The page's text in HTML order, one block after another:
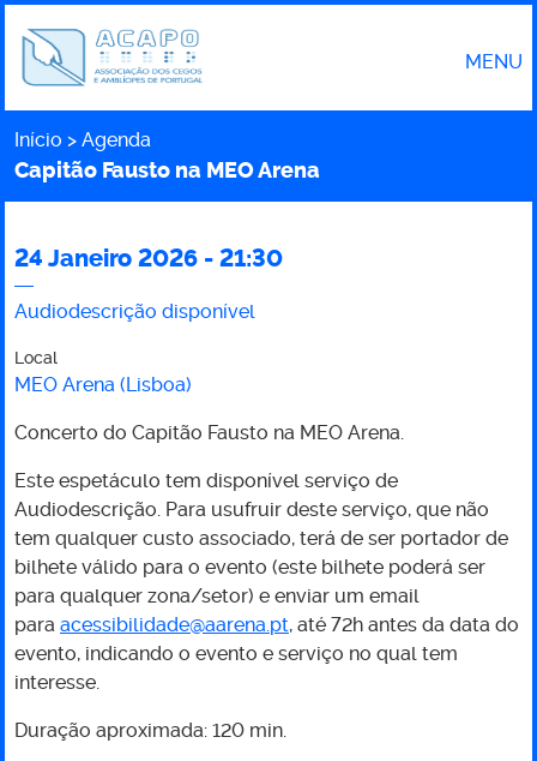
MENU
Caminho
Início Agenda
Capitão Fausto na MEO Arena
Capitão
Fausto
MEO
Arena
24 Janeiro 2026 - 21:30
Audiodescrição disponível
Local
MEO Arena (Lisboa)
Concerto do Capitão Fausto na MEO Arena.
Este espetáculo tem disponível serviço de
Audiodescrição. Para usufruir deste serviço, que não
tem qualquer custo associado, terá de ser portador de
bilhete válido para o evento (este bilhete poderá ser
para qualquer zona/setor) e enviar um email
para acessibilidade@aarena.pt, até 72h antes da data do
evento, indicando o evento e serviço no qual tem
interesse.
Duração aproximada: 120 min.